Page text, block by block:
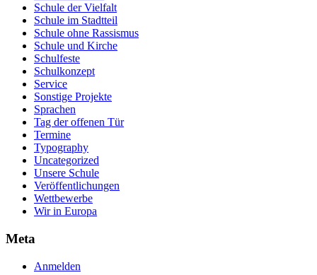
Schule der Vielfalt
Schule im Stadtteil
Schule ohne Rassismus
Schule und Kirche
Schulfeste
Schulkonzept
Service
Sonstige Projekte
Sprachen
Tag der offenen Tür
Termine
Typography
Uncategorized
Unsere Schule
Veröffentlichungen
Wettbewerbe
Wir in Europa
Meta
Anmelden